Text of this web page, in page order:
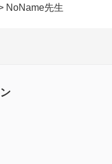
NoName先生